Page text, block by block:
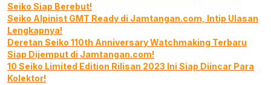
Seiko Siap Berebut!
Seiko Alpinist GMT Ready di Jamtangan.com, Intip Ulasan
Lengkapnya!
Deretan Seiko 110th Anniversary Watchmaking Terbaru
Siap Dijemput di Jamtangan.com!
10 Seiko Limited Edition Rilisan 2023 Ini Siap Diincar Para
Kolektor!